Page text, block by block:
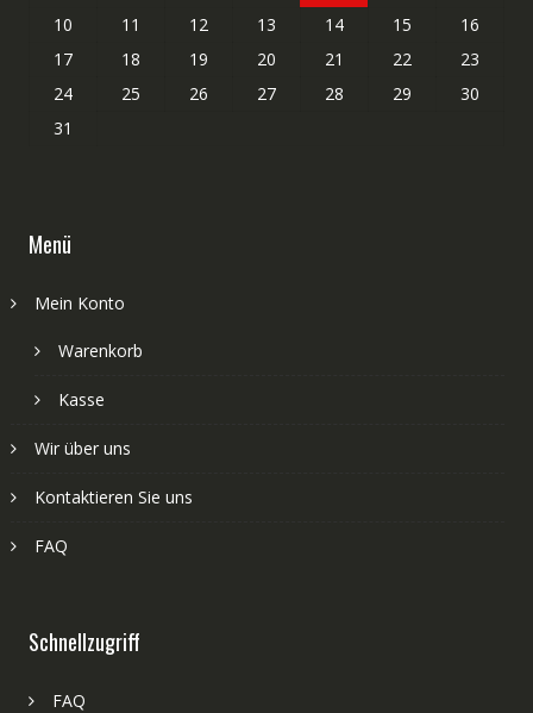
10
11 12 13 14 15
16
17
18 19 20 21 22
23
24
25 26 27 28 29
30
31
Menü
Mein Konto
Warenkorb
Kasse
Wir über uns
Kontaktieren Sie uns
FAQ
Schnellzugriff
FAQ